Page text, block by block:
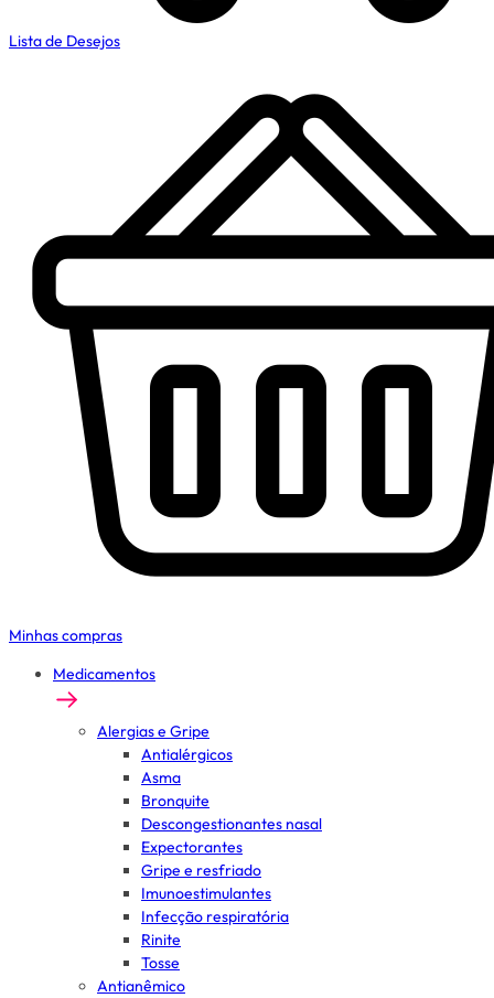
Lista de Desejos
Minhas compras
Medicamentos
Alergias e Gripe
Antialérgicos
Asma
Bronquite
Descongestionantes nasal
Expectorantes
Gripe e resfriado
Imunoestimulantes
Infecção respiratória
Rinite
Tosse
Antianêmico